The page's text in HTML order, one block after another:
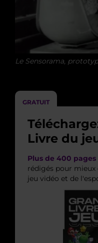
Le Sensorama,
GRATUIT
Livre du
Plus de 400 pages
rédigés pour
jeu vidéo et de